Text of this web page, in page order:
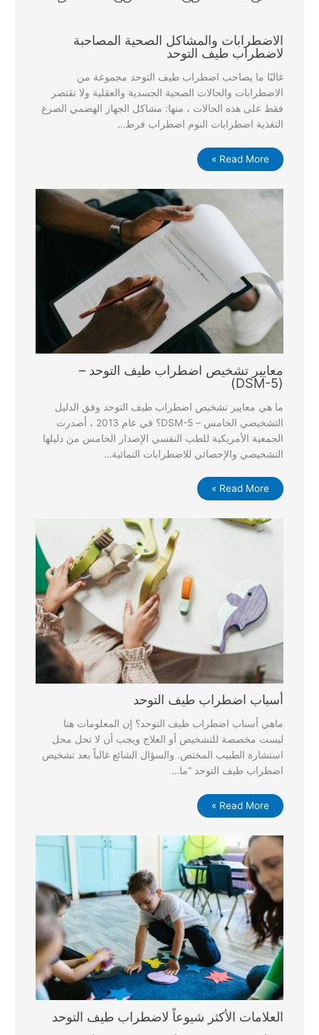
الاضطرابات والمشاكل الصحية المصاحبة
لاضطراب طيف التوحد
غالبًا ما يصاحب اضطراب طيف التوحد مجموعة من
الاضطرابات والحالات الصحية الجسدية والعقلية ولا تقتصر
فقط على هذه الحالات ، منها: مشاكل الجهاز الهضمي الصرع
التغذية اضطرابات النوم اضطراب فرط…
Read More »
معايير تشخيص اضطراب طيف التوحد –
(DSM-5)
ما هي معايير تشخيص اضطراب طيف التوحد وفق الدليل
التشخيصي الخامس – DSM-5؟ في عام 2013 ، أصدرت
الجمعية الأمريكية للطب النفسي الإصدار الخامس من دليلها
التشخيصي والإحصائي للاضطرابات النمائية…
Read More »
أسباب اضطراب طيف التوحد
ماهي أسباب اضطراب طيف التوحد؟ إن المعلومات هنا
ليست مخصصة للتشخيص أو العلاج ويجب أن لا تحل محل
استشارة الطبيب المختص. والسؤال الشائع غالباً بعد تشخيص
اضطراب طيف التوحد “ما…
Read More »
العلامات الأكثر شيوعاً لاضطراب طيف التوحد